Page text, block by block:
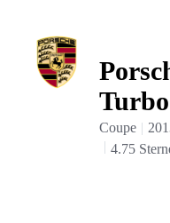
Coupe
4.75